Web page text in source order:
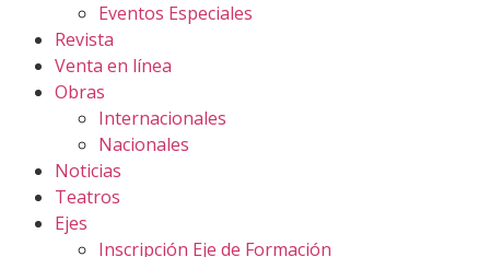
Eventos Especiales
Revista
Venta en línea
Obras
Internacionales
Nacionales
Noticias
Teatros
Ejes
Inscripción Eje de Formación